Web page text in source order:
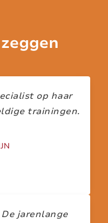
op haar
trainingen.
jarenlange